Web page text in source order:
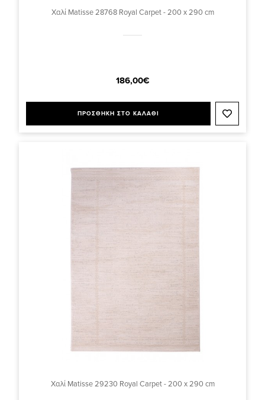
Χαλί Matisse 28768 Royal Carpet - 200 x 290 cm
186,00€
ΠΡΟΣΘΗΚΗ ΣΤΟ ΚΑΛΑΘΙ
Χαλί Matisse 29230 Royal Carpet - 200 x 290 cm